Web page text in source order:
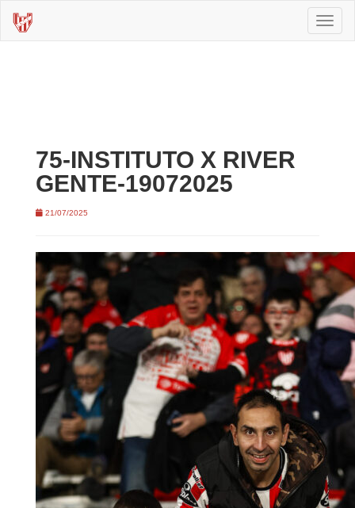
75-INSTITUTO X RIVER
GENTE-19072025
21/07/2025